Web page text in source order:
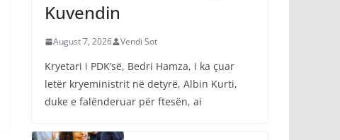
Kuvendin
August 7, 2026 Vendi Sot
Kryetari i PDK’së, Bedri Hamza, i ka çuar
letër kryeministrit në detyrë, Albin Kurti,
duke e falënderuar për ftesën, ai